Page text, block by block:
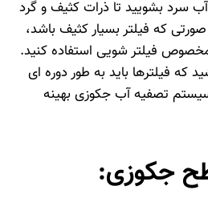
آب سرد بشویید تا ذرات کثیف و گرد
که فیلتر بسیار کثیف باشد،
فیلتر شویی استفاده کنید.
که فیلترها باید به طور دوره‌ ای
تصفیه آب جکوزی بهینه
جکوزی: